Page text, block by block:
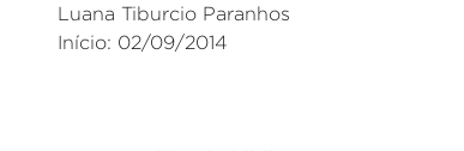
Luana Tiburcio Paranhos
Início: 02/09/2014